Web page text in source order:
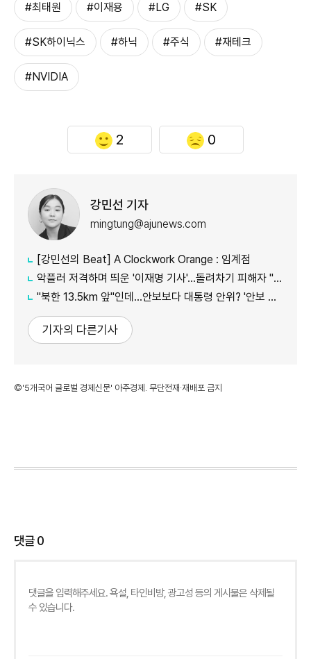
#최태원 #이재용 #LG #SK
#SK하이닉스 #하닉 #주식 #재테크
#NVIDIA
2 0
강민선 기자
mingtung@ajunews.com
[강민선의 Beat] A Clockwork Orange : 임계점
악플러 저격하며 띄운 '이재명 기사'...돌려차기 피해자 "누가 안 읽었나 보라"
"북한 13.5km 앞"인데...안보보다 대통령 안위? '안보 박살' 근황 총정리
기자의 다른기사
©'5개국어 글로벌 경제신문' 아주경제. 무단전재·재배포 금지
댓글0